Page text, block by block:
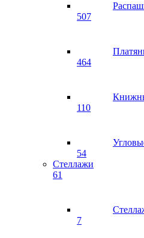
507
464
110
54
Стеллажи
61
7